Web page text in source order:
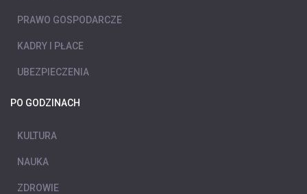
PRAWO GOSPODARCZE
KADRY I PŁACE
UBEZPIECZENIA
PO GODZINACH
KULTURA
NAUKA
ZDROWIE